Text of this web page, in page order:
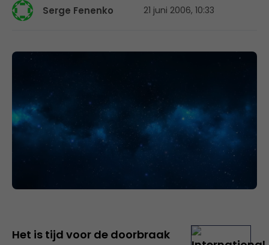
Serge Fenenko 21 juni 2006, 10:33
Het is tijd voor de doorbraak